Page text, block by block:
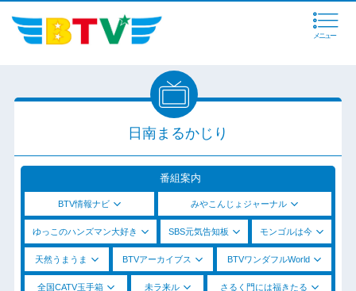
メニュー
日南まるかじり
番組案内
BTV情報ナビ みやこんじょジャーナル
ゆっこのハンズマン大好き SBS元気告知板 モンゴルは今
天然うまうま BTVアーカイブス BTVワンダフルWorld
全国CATV玉手箱 未ラ来ル さるく門には福きたる